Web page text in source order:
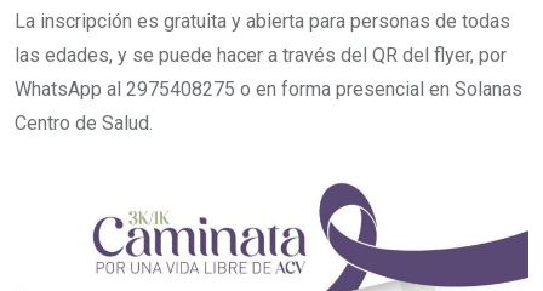
La inscripción es gratuita y abierta para personas de todas
las edades, y se puede hacer a través del QR del flyer, por
WhatsApp al 2975408275 o en forma presencial en Solanas
Centro de Salud.